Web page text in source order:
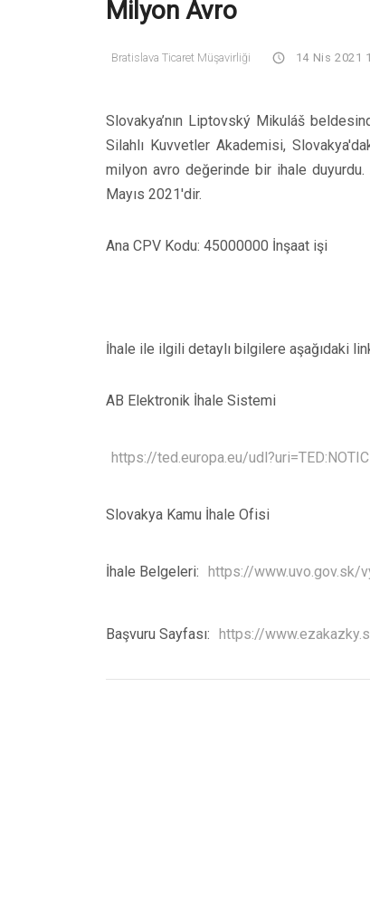
Milyon Avro
Bratislava Ticaret Müşavirliği 14 Nis 2021
Slovakya’nın Liptovský Mikuláš
Silahlı Kuvvetler Akademisi,
milyon avro değerinde bir ihale
Mayıs 2021'dir.
Ana CPV Kodu: 45000000 İnşaat işi
İhale ile ilgili detaylı bilgilere aşağıdaki
AB Elektronik İhale Sistemi
https://ted.europa.eu/
Slovakya Kamu İhale Ofisi
İhale Belgeleri: https://www.uvo.gov.sk/
Başvuru Sayfası: https://